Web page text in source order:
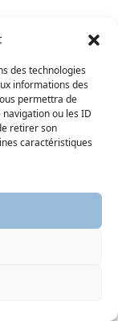
des technologies
informations des
permettra de
ou les ID
retirer son
caractéristiques